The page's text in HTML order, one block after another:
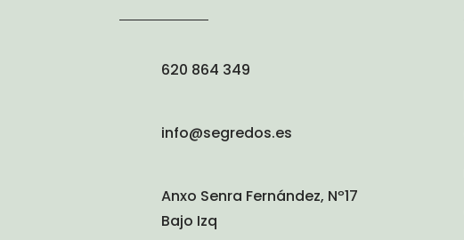
620 864 349
info@segredos.es
Anxo Senra Fernández, Nº17
Bajo Izq